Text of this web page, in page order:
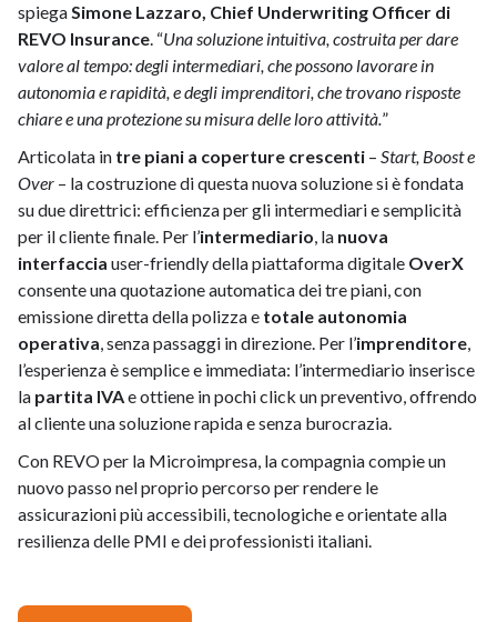
spiegaSimone Lazzaro, Chief Underwriting Officer di
REVO Insurance. “Una soluzione intuitiva, costruita per dare
valore al tempo: degli intermediari, che possono lavorare in
autonomia e rapidità, e degli imprenditori, che trovano risposte
chiare e una protezione su misura delle loro attività.”
Articolata in tre piani a coperture crescenti – Start, Boost e
Over – la costruzione di questa nuova soluzione si è fondata
su due direttrici: efficienza per gli intermediari e semplicità
per il cliente finale. Per l’intermediario, la nuova
interfaccia user-friendly della piattaforma digitale OverX
consente una quotazione automatica dei tre piani, con
emissione diretta della polizza e totale autonomia
operativa, senza passaggi in direzione. Per l’imprenditore,
l’esperienza è semplice e immediata: l’intermediario inserisce
la partita IVAe ottiene in pochi click un preventivo, offrendo
al cliente una soluzione rapida e senza burocrazia.
Con REVO per la Microimpresa, la compagnia compie un
nuovo passo nel proprio percorso per rendere le
assicurazioni più accessibili, tecnologiche e orientate alla
resilienza delle PMI e dei professionisti italiani.